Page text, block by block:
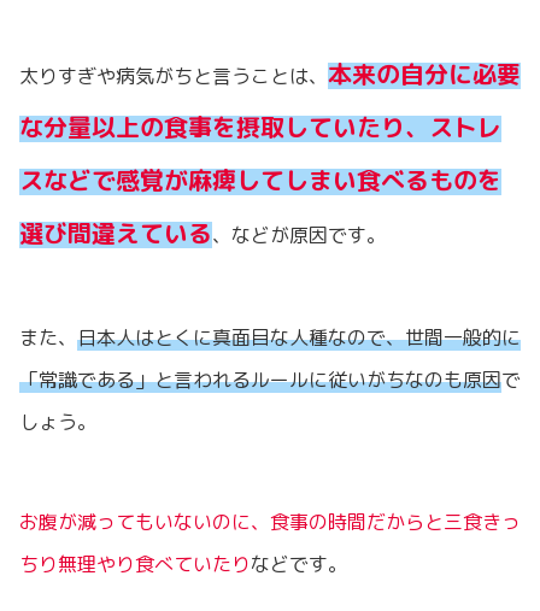
太りすぎや病気がちと言うことは、 本来の自分に必要
な分量以上の食事を摂取していたり、ストレ
スなどで感覚が麻痺してしまい食べるものを
選び間違えている、などが原因です。
また、 日本人はとくに真面目な人種なので、世間一般的に
「常識である」と言われるルールに従いがちなのも原因で
しょう。
お腹が減ってもいないのに、食事の時間だからと三食きっ
ちり無理やり食べていたりなどです。